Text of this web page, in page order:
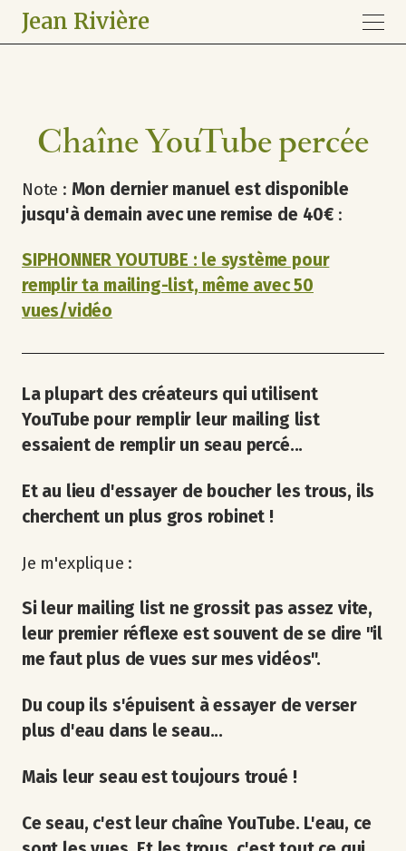
Jean Rivière
Chaîne YouTube percée
Note : Mon dernier manuel est disponible
jusqu'à demain avec une remise de 40€:
SIPHONNER YOUTUBE : le système pour
remplir ta mailing-list, même avec 50
vues/vidéo
La plupart des créateurs qui utilisent
YouTube pour remplir leur mailing list
essaient de remplir un seau percé...
Et au lieu d'essayer de boucher les trous, ils
cherchent un plus gros robinet !
Je m'explique :
Si leur mailing list ne grossit pas assez vite,
leur premier réflexe est souvent de se dire "il
me faut plus de vues sur mes vidéos".
Du coup ils s'épuisent à essayer de verser
plus d'eau dans le seau...
Mais leur seau est toujours troué !
Ce seau, c'est leur chaîne YouTube. L'eau, ce